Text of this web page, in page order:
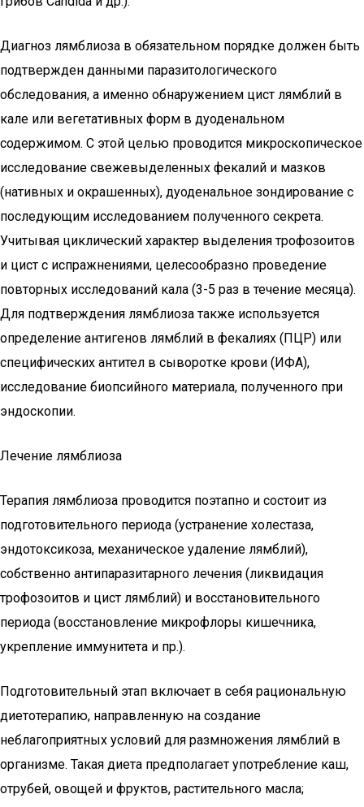
Диагноз лямблиоза в обязательном порядке должен быть
подтвержден данными паразитологического
обследования, а именно обнаружением цист лямблий в
кале или вегетативных форм в дуоденальном
содержимом. С этой целью проводится микроскопическое
исследование свежевыделенных фекалий и мазков
(нативных и окрашенных), дуоденальное зондирование с
последующим исследованием полученного секрета.
Учитывая циклический характер выделения трофозоитов
и цист с испражнениями, целесообразно проведение
повторных исследований кала (3-5 раз в течение месяца).
Для подтверждения лямблиоза также используется
определение антигенов лямблий в фекалиях (ПЦР) или
специфических антител в сыворотке крови (ИФА),
исследование биопсийного материала, полученного при
эндоскопии.
Лечение лямблиоза
Терапия лямблиоза проводится поэтапно и состоит из
подготовительного периода (устранение холестаза,
эндотоксикоза, механическое удаление лямблий),
собственно антипаразитарного лечения (ликвидация
трофозоитов и цист лямблий) и восстановительного
периода (восстановление микрофлоры кишечника,
укрепление иммунитета и пр.).
Подготовительный этап включает в себя рациональную
диетотерапию, направленную на создание
неблагоприятных условий для размножения лямблий в
организме. Такая диета предполагает употребление каш,
отрубей, овощей и фруктов, растительного масла;